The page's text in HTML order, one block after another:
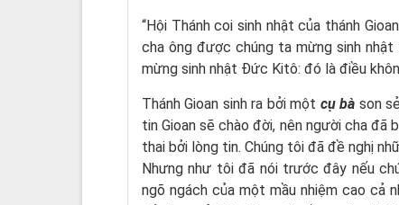
“Hội Thánh coi sinh nhật của thánh
cha ông được chúng ta mừng sinh
mừng sinh nhật Đức Kitô: đó là điều
Thánh Gioan sinh ra bởi một cụ bà son
tin Gioan sẽ chào đời, nên người cha
thai bởi lòng tin. Chúng tôi đã đề nghị
Nhưng như tôi đã nói trước đây nếu
ngõ ngách của một mầu nhiệm cao cả